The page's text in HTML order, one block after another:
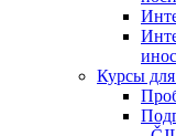
Курсы